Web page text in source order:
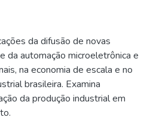
da difusão de novas
da automação microeletrônica e
na economia de escala e no
brasileira. Examina
da produção industrial em